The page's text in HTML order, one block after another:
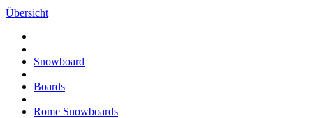
Übersicht
Snowboard
Boards
Rome Snowboards